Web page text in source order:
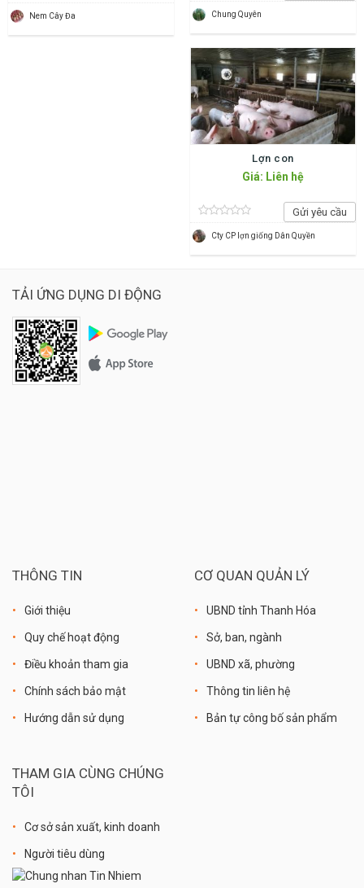
Nem Cây Đa Chung Quyên
Lợn con
Giá: Liên hệ
Gửi yêu cầu
Cty CP lợn giống Dân Quyền
TẢI ỨNG DỤNG DI ĐỘNG
THÔNG TIN
Giới thiệu
Quy chế hoạt động
Điều khoản tham gia
Chính sách bảo mật
Hướng dẫn sử dụng
CƠ QUAN QUẢN LÝ
UBND tỉnh Thanh Hóa
Sở, ban, ngành
UBND xã, phường
Thông tin liên hệ
Bản tự công bố sản phẩm
THAM GIA CÙNG CHÚNG
TÔI
Cơ sở sản xuất, kinh doanh
Người tiêu dùng